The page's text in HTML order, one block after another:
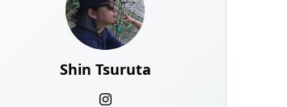
Shin Tsuruta